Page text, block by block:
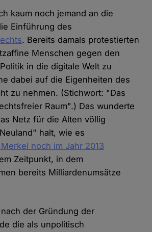
kaum noch jemand an die
Einführung des
. Bereits damals protestierten
Menschen gegen den
in die digitale Welt zu
dabei auf die Eigenheiten des
zu nehmen. (Stichwort: "Das
Raum".) Das wunderte
Netz für die Alten völlig
halt, wie es
noch im Jahr 2013
Zeitpunkt, in dem
bereits Milliardenumsätze
der Gründung der
die als unpolitisch